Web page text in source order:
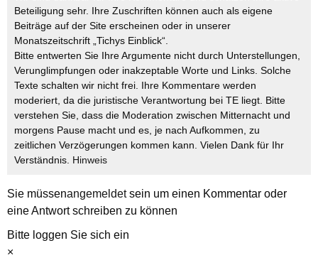
Beteiligung sehr. Ihre Zuschriften können auch als eigene
Beiträge auf der Site erscheinen oder in unserer
Monatszeitschrift „Tichys Einblick“.
Bitte entwerten Sie Ihre Argumente nicht durch Unterstellungen,
Verunglimpfungen oder inakzeptable Worte und Links. Solche
Texte schalten wir nicht frei. Ihre Kommentare werden
moderiert, da die juristische Verantwortung bei TE liegt. Bitte
verstehen Sie, dass die Moderation zwischen Mitternacht und
morgens Pause macht und es, je nach Aufkommen, zu
zeitlichen Verzögerungen kommen kann. Vielen Dank für Ihr
Verständnis. Hinweis
Sie müssenangemeldetsein um einen Kommentar oder
eine Antwort schreiben zu können
Bitte loggen Sie sich ein
×